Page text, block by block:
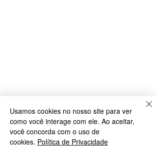
Usamos cookies no nosso site para ver
como você interage com ele. Ao aceitar,
você concorda com o uso de
cookies. Política de Privacidade